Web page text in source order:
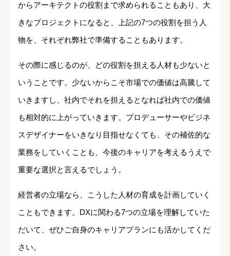
からアーキテクトの役割まで求められることもあり、大
きなプロジェクトになると、上記の7つの役割を担う人
物を、それぞれ弊社で準備することもあります。
その際に感じるのが、どの役割を担える人材も少ないと
いうことです。少ないからこそ市場での価値は高騰して
いきますし、社内でそれを担えるとなれば社内での価値
も相対的に上がっていきます。プロデューサーやビジネ
スデザイナーをいきなり目指せなくても、その補佐的な
業務をしていくことも、今後のキャリアを考えるうえで
重要な選択と言えるでしょう。
経営者の立場なら、こうした人材の育成を計画していく
こともできます。DXに関わる7つの立場を理解していた
だいて、ぜひご自身のキャリアプランにも活かしてくだ
さい。